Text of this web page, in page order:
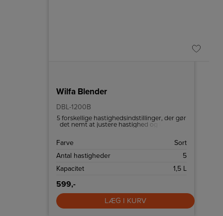
Wilfa Blender
DBL-1200B
5 forskellige hastighedsindstillinger, der gør
det nemt at justere hastighed og kraft for
Farve
Sort
Antal hastigheder
5
Kapacitet
1,5 L
599,-
LÆG I KURV